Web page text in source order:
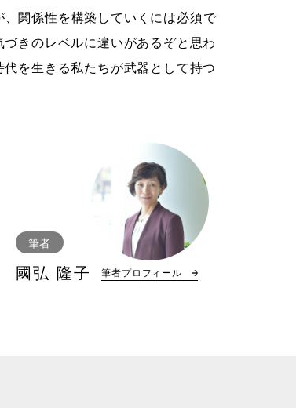
関係性を構築していくには必須で
きのレベルに違いがあるぞと思わ
を生きる私たちが武器として持つ
筆者
國弘 隆子 筆者プロフィール